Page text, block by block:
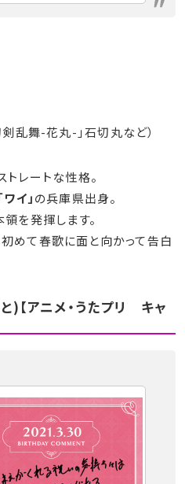
剣乱舞-花丸-」石切丸など）
レートな性格。
ワイ」の兵庫県出身。
を発揮します。
めて春歌に面と向かって告白
)【アニメ・うたプリ キャ